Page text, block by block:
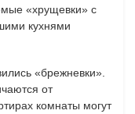
«хрущевки» с
кухнями
«брежневки».
от
комнаты могут